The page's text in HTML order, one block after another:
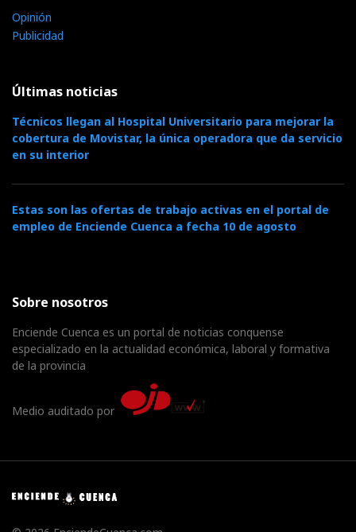
Opinión
Publicidad
Últimas noticias
Técnicos llegan al Hospital Universitario para mejorar la
cobertura de Movistar, la única operadora que da servicio
en su interior
Estas son las ofertas de trabajo activas en el portal de
empleo de Enciende Cuenca a fecha 10 de agosto
Sobre nosotros
Enciende Cuenca es un portal de noticias conquense
especializado en la actualidad económica, laboral y formativa
de la provincia
Medio auditado por